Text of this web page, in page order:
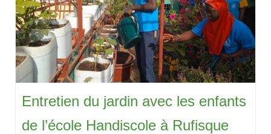
Entretien du jardin avec les enfants
de l’école Handiscole à Rufisque